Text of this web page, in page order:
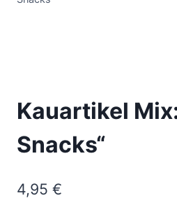
Kauartikel
Snacks“
4,95 €